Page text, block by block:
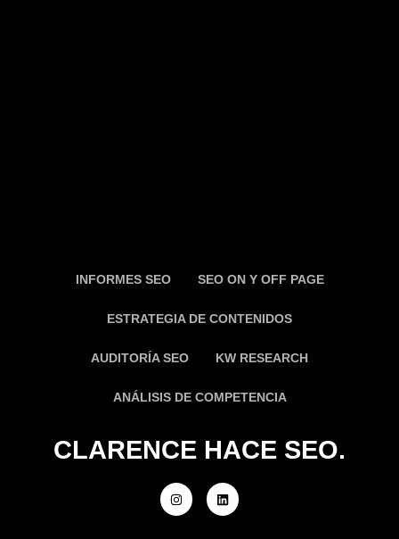
INFORMES SEO SEO ON Y OFF PAGE
ESTRATEGIA DE CONTENIDOS
AUDITORÍA SEO KW RESEARCH
ANÁLISIS DE COMPETENCIA
CLARENCE HACE SEO.